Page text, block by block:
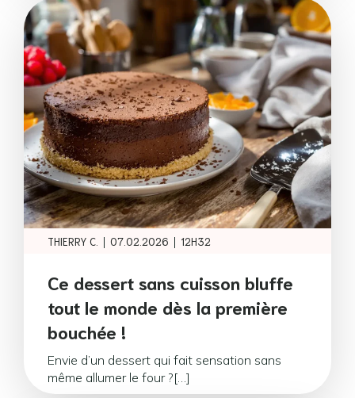
THIERRY C. | 07.02.2026 | 12H32
Ce dessert sans cuisson bluffe
tout le monde dès la première
bouchée !
Envie d’un dessert qui fait sensation sans
même allumer le four ?[…]